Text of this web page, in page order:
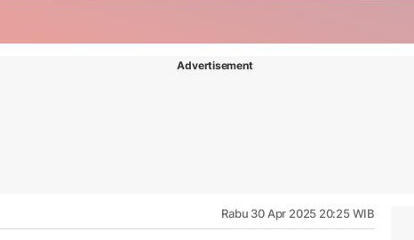
Advertisement
Rabu 30 Apr 2025 20:25 WIB